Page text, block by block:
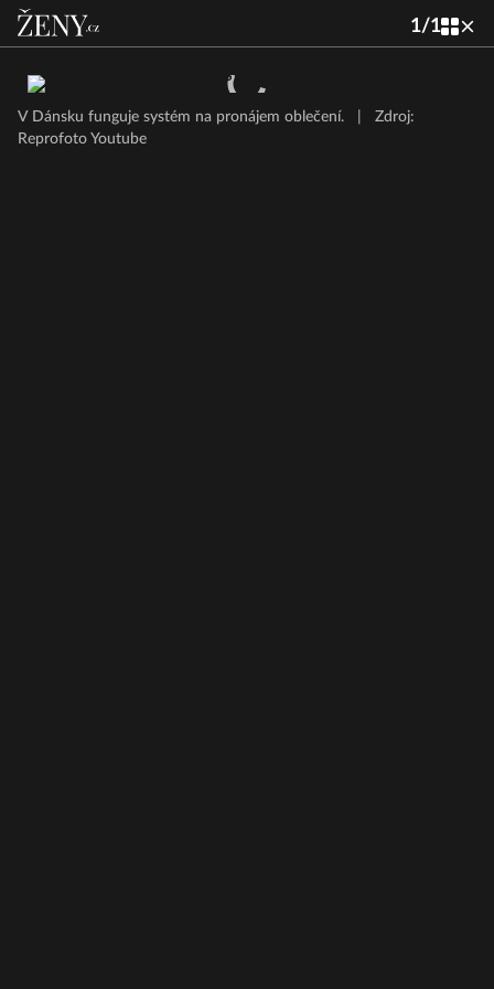
1/1
V Dánsku funguje systém na pronájem oblečení.
Zdroj:
Reprofoto Youtube